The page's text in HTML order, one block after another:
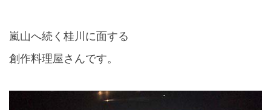
嵐山へ続く桂川に面する
創作料理屋さんです。